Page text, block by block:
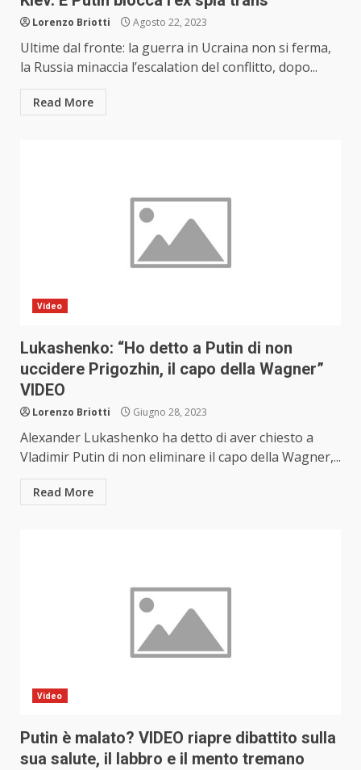
Lorenzo Briotti Agosto 22, 2023
Ultime dal fronte: la guerra in Ucraina non si ferma,
la Russia minaccia l’escalation del conflitto, dopo...
Read More
Video
Lukashenko: “Ho detto a Putin di non
uccidere Prigozhin, il capo della Wagner”
VIDEO
Lorenzo Briotti Giugno 28, 2023
Alexander Lukashenko ha detto di aver chiesto a
Vladimir Putin di non eliminare il capo della Wagner,...
Read More
Video
Putin è malato? VIDEO riapre dibattito sulla
sua salute, il labbro e il mento tremano